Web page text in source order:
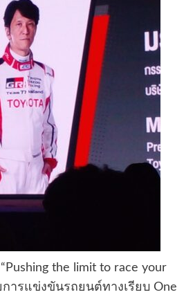
the limit to race your
ารแข่งขันรถยนต์ทางเรียบ One